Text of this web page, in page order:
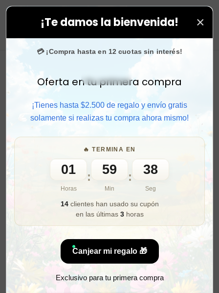
¡Te damos la bienvenida! ×
💳 ¡Compra hasta en 12 cuotas sin interés!
Activar sonido
Oferta en tu primera compra
¡Tienes hasta $2.500 de regalo y envío gratis
solamente si realizas tu compra ahora mismo!
🔥 TERMINA EN
01
Horas
: 59
Min
: 36
Seg
14clientes han usado su cupón
en las últimas 3horas
Canjear mi regalo 🎁
Exclusivo para tu primera compra
tus compras. ⚡ Compra rápido y aprovecha. 💙